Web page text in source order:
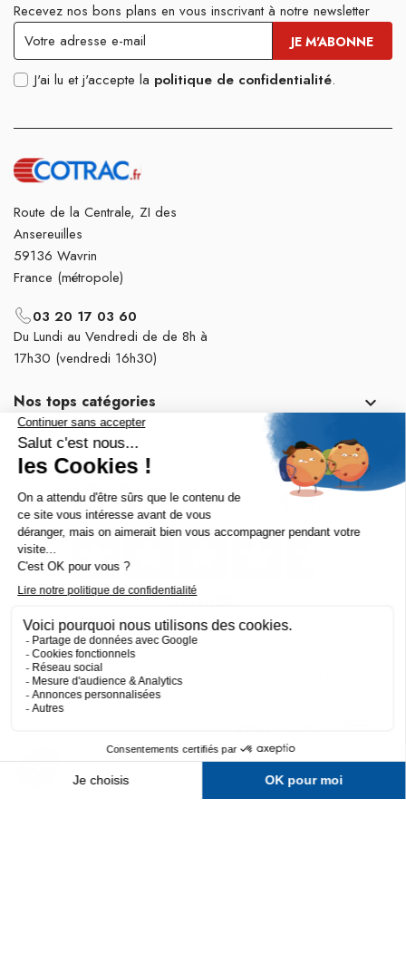
Recevez nos bons plans en vous inscrivant à notre newsletter
J'ai lu et j'accepte la politique de confidentialité.
Route de la Centrale, ZI des
Ansereuilles
59136 Wavrin
France (métropole)
03 20 17 03 60
Du Lundi au Vendredi de de 8h à
17h30 (vendredi 16h30)
Nos tops catégories 
Notre société 
Fait avec 💛 par l’agence Wapiti
Politique de confidentialité